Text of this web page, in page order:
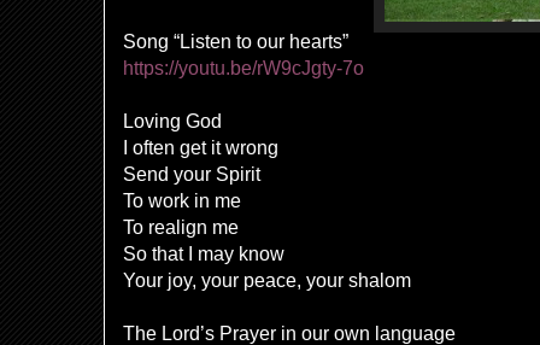
Song “Listen to our hearts”
https://youtu.be/rW9cJgty-7o
Loving God
I often get it wrong
Send your Spirit
To work in me
To realign me
So that I may know
Your joy, your peace, your shalom
The Lord’s Prayer in our own language